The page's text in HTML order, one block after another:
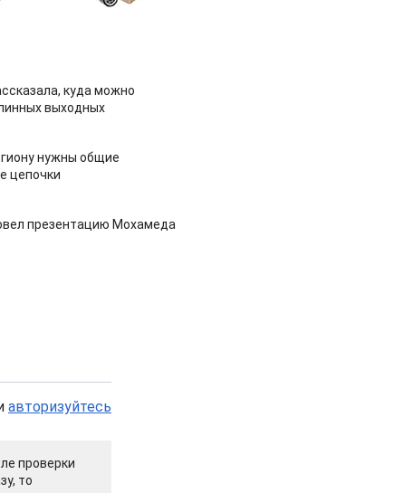
куда можно
выходных
нужны общие
цепочки
презентацию Мохамеда
авторизуйтесь
проверки
то